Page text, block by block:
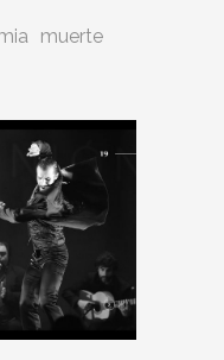
muerte